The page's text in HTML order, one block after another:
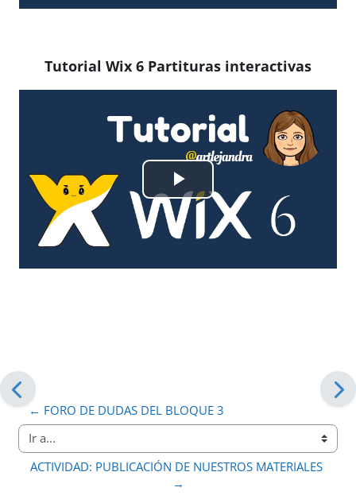
Tutorial Wix 6 Partituras interactivas
Reproducir
Vídeo
← FORO DE DUDAS DEL BLOQUE 3
Ir a...
ACTIVIDAD: PUBLICACIÓN DE NUESTROS MATERIALES
→